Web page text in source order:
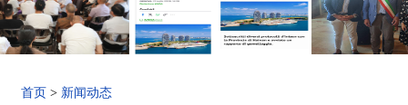
首页 > 新闻动态